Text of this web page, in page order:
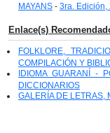
MAYANS - 3ra. Edición,
Enlace(s)
FOLKLORE,
COMPILACIÓN Y
IDIOMA GUARANÍ -
DICCIONARIOS
GALERÍA DE LETRAS,